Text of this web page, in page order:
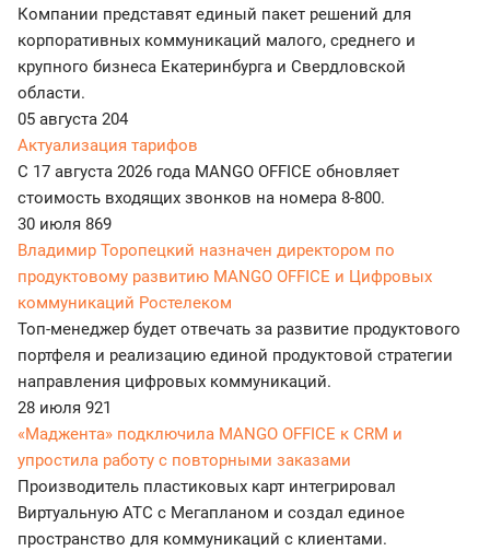
Компании представят единый пакет решений для
корпоративных коммуникаций малого, среднего и
крупного бизнеса Екатеринбурга и Свердловской
области.
05 августа 204
Актуализация тарифов
С 17 августа 2026 года MANGO OFFICE обновляет
стоимость входящих звонков на номера 8-800.
30 июля 869
Владимир Торопецкий назначен директором по
продуктовому развитию MANGO OFFICE и Цифровых
коммуникаций Ростелеком
Топ-менеджер будет отвечать за развитие продуктового
портфеля и реализацию единой продуктовой стратегии
направления цифровых коммуникаций.
28 июля 921
«Маджента» подключила MANGO OFFICE к CRM и
упростила работу с повторными заказами
Производитель пластиковых карт интегрировал
Виртуальную АТС с Мегапланом и создал единое
пространство для коммуникаций с клиентами.